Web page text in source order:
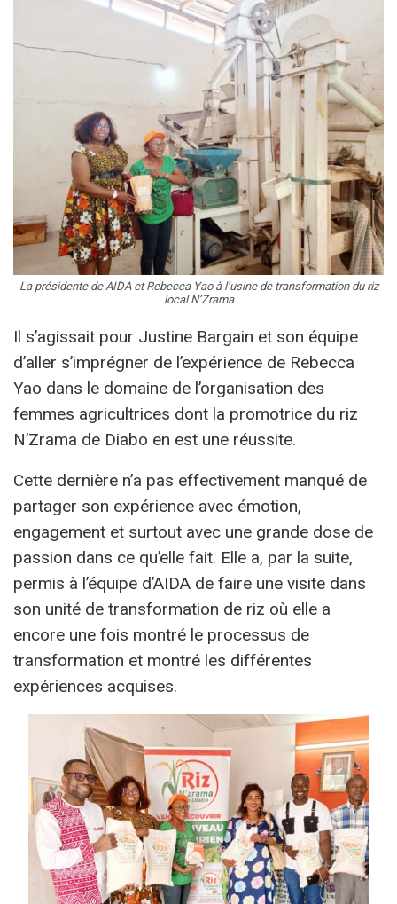
La présidente de AIDA et Rebecca Yao à l’usine de transformation du riz
local N’Zrama
Il s’agissait pour Justine Bargain et son équipe
d’aller s’imprégner de l’expérience de Rebecca
Yao dans le domaine de l’organisation des
femmes agricultrices dont la promotrice du riz
N’Zrama de Diabo en est une réussite.
Cette dernière n’a pas effectivement manqué de
partager son expérience avec émotion,
engagement et surtout avec une grande dose de
passion dans ce qu’elle fait. Elle a, par la suite,
permis à l’équipe d’AIDA de faire une visite dans
son unité de transformation de riz où elle a
encore une fois montré le processus de
transformation et montré les différentes
expériences acquises.